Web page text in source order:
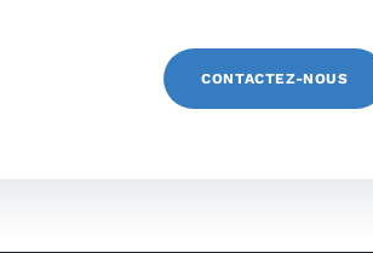
CONTACTEZ-NOUS